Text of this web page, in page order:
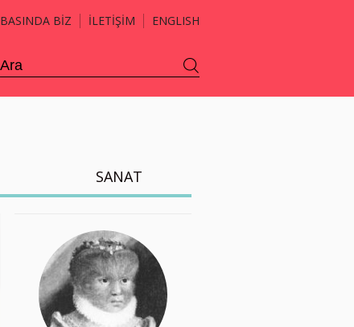
BASINDA BİZ İLETİŞİM ENGLISH
SANAT